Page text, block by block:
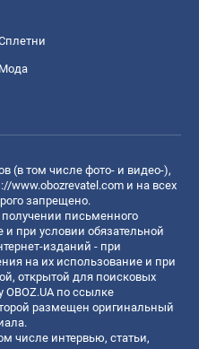
Мода
(в том числе фото- и видео-),
www.obozrevatel.com и на всех
запрещено.
письменного
при условии обязательной
изданий - при
на их использование и при
открытой для поисковых
по ссылке
размещен оригинальный
числе интервью, статьи,